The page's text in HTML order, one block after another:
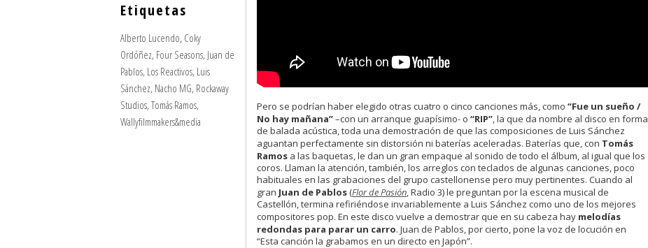
Etiquetas
Alberto Lucendo, Coky
Ordóñez, Four Seasons, Juan de
Pablos, Los Reactivos, Luis
Sánchez, Nacho MG, Rockaway
Studios, Tomás Ramos,
Wallyfilmmakers&media
Pero se podrían haber elegido otras cuatro o cinco canciones más, como “Fue un sueño /
No hay mañana”–con un arranque guapísimo- o “RIP”, la que da nombre al disco en forma
de balada acústica, toda una demostración de que las composiciones de Luis Sánchez
aguantan perfectamente sin distorsión ni baterías aceleradas. Baterías que, con Tomás
Ramos a las baquetas, le dan un gran empaque al sonido de todo el álbum, al igual que los
coros. Llaman la atención, también, los arreglos con teclados de algunas canciones, poco
habituales en las grabaciones del grupo castellonense pero muy pertinentes. Cuando al
gran Juan de Pablos (Flor de Pasión, Radio 3) le preguntan por la escena musical de
Castellón, termina refiriéndose invariablemente a Luis Sánchez como uno de los mejores
compositores pop. En este disco vuelve a demostrar que en su cabeza hay melodías
redondas para parar un carro. Juan de Pablos, por cierto, pone la voz de locución en
“Esta canción la grabamos en un directo en Japón”.